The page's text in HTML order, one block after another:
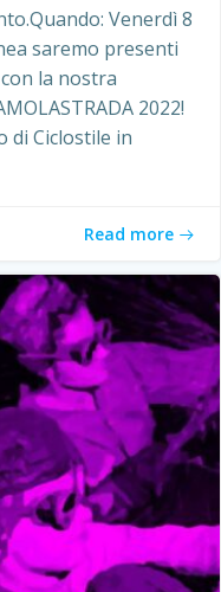
Venerdì 8
saremo presenti
la nostra
2022!
di Ciclostile in
Read more